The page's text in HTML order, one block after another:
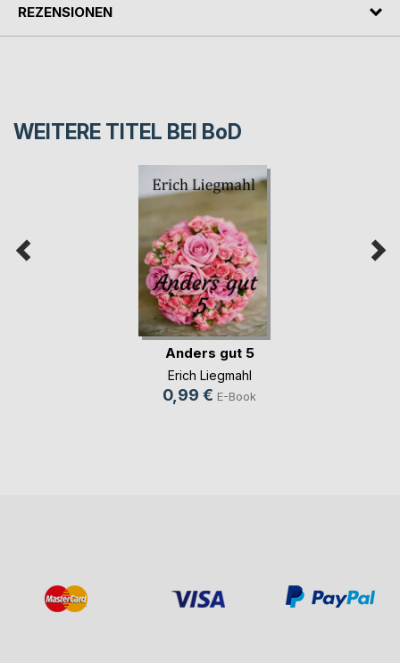
REZENSIONEN
WEITERE TITEL BEI BoD
Anders gut 5
Erich Liegmahl
0,99 € E-Book